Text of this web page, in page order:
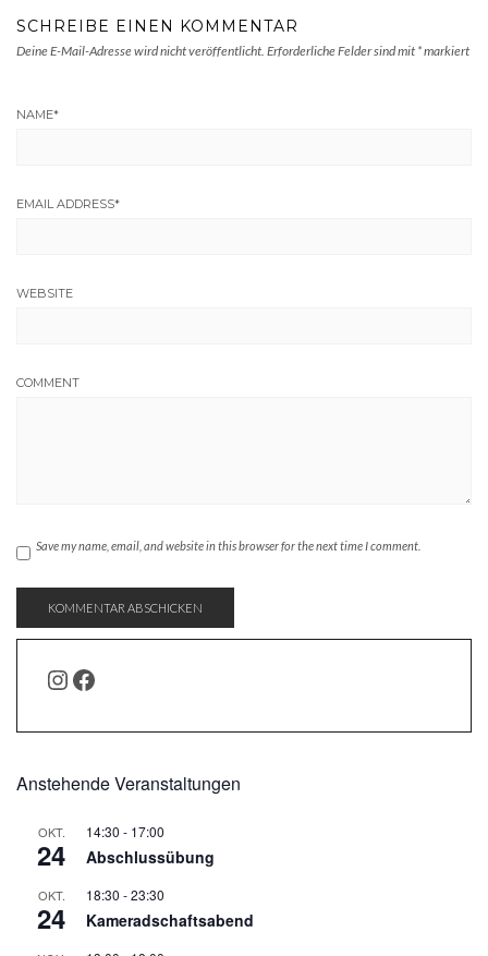
SCHREIBE EINEN KOMMENTAR
Deine E-Mail-Adresse wird nicht veröffentlicht. Erforderliche Felder sind mit *markiert
NAME*
EMAIL ADDRESS*
WEBSITE
COMMENT
Save my name, email, and website in this browser for the next time I comment.
INSTAGRAM
FACEBOOK
Anstehende Veranstaltungen
OKT.
24
14:30 - 17:00
Abschlussübung
OKT.
24
18:30 -23:30
Kameradschaftsabend